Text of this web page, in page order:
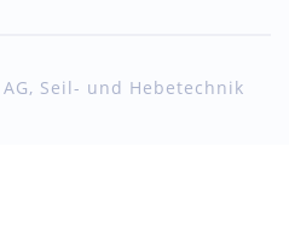
Seil- und Hebetechnik